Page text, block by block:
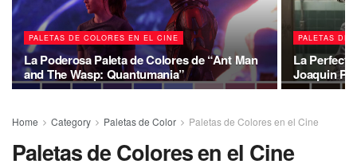
PALETAS DE COLORES EN EL CINE
La Poderosa Paleta de Colores de “Ant Man
and The Wasp: Quantumania”
PALETAS DE
La
Joaquin
Home Category Paletas de Color Paletas de Colores en el Cine
Paletas de Colores en el Cine